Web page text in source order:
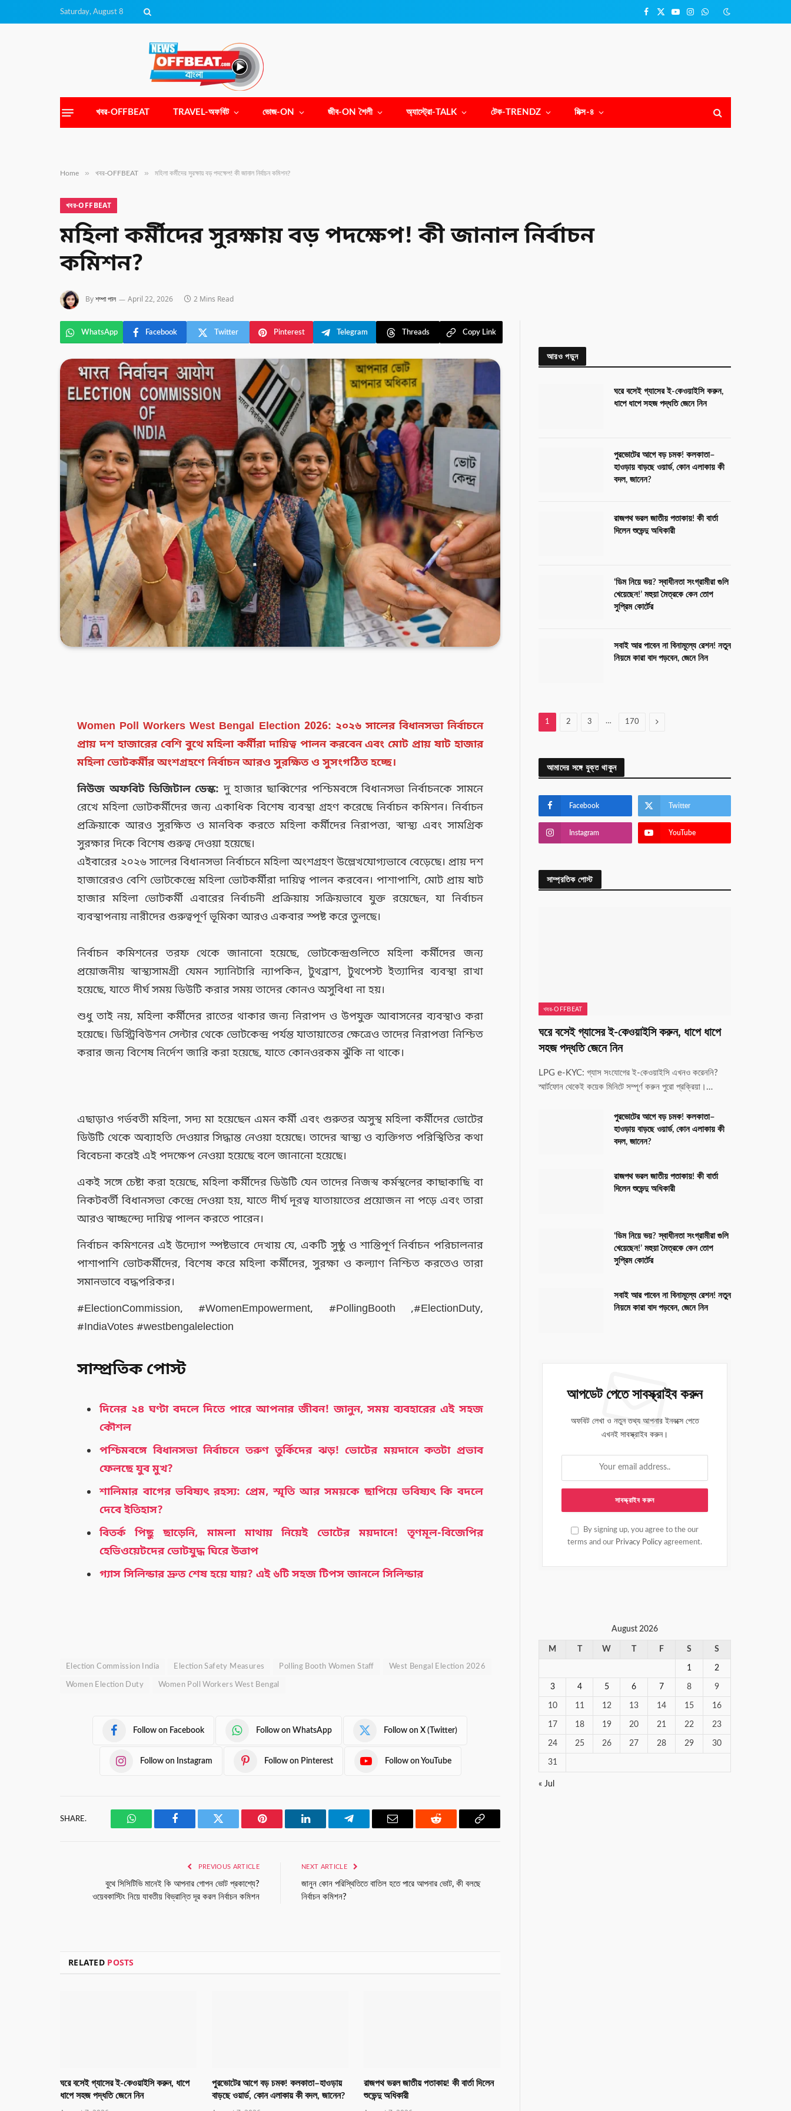
Saturday, August 8
Facebook
X
YouTubeInstagram
WhatsApp
খবর-OFFBEAT TRAVEL-অফবিট ভোজ-ON জীব-ON শৈলী অ্যাস্ট্রো-TALK টেক-TRENDZ মিক্স-৪
Home » খবর-OFFBEAT » মহিলা কর্মীদের সুরক্ষায় বড় পদক্ষেপ! কী জানাল নির্বাচন কমিশন?
খবর-OFFBEAT
মহিলা কর্মীদের সুরক্ষায় বড় পদক্ষেপ! কী জানাল নির্বাচন
কমিশন?
Byশম্পা পাল April 22, 2026 2 Mins Read
WhatsApp Facebook Twitter Pinterest Telegram Threads Copy Link
Women Poll Workers West Bengal Election 2026: ২০২৬ সালের বিধানসভা নির্বাচনে
প্রায় দশ হাজারের বেশি বুথে মহিলা কর্মীরা দায়িত্ব পালন করবেন এবং মোট প্রায় ষাট হাজার
মহিলা ভোটকর্মীর অংশগ্রহণে নির্বাচন আরও সুরক্ষিত ও সুসংগঠিত হচ্ছে।
নিউজ অফবিট ডিজিটাল ডেস্ক: দু হাজার ছাব্বিশের পশ্চিমবঙ্গে বিধানসভা নির্বাচনকে সামনে
রেখে মহিলা ভোটকর্মীদের জন্য একাধিক বিশেষ ব্যবস্থা গ্রহণ করেছে নির্বাচন কমিশন। নির্বাচন
প্রক্রিয়াকে আরও সুরক্ষিত ও মানবিক করতে মহিলা কর্মীদের নিরাপত্তা, স্বাস্থ্য এবং সামগ্রিক
সুরক্ষার দিকে বিশেষ গুরুত্ব দেওয়া হয়েছে।
এইবারের ২০২৬ সালের বিধানসভা নির্বাচনে মহিলা অংশগ্রহণ উল্লেখযোগ্যভাবে বেড়েছে। প্রায় দশ
হাজারেরও বেশি ভোটকেন্দ্রে মহিলা ভোটকর্মীরা দায়িত্ব পালন করবেন। পাশাপাশি, মোট প্রায় ষাট
হাজার মহিলা ভোটকর্মী এবারের নির্বাচনী প্রক্রিয়ায় সক্রিয়ভাবে যুক্ত রয়েছেন, যা নির্বাচন
ব্যবস্থাপনায় নারীদের গুরুত্বপূর্ণ ভূমিকা আরও একবার স্পষ্ট করে তুলছে।
নির্বাচন কমিশনের তরফ থেকে জানানো হয়েছে, ভোটকেন্দ্রগুলিতে মহিলা কর্মীদের জন্য
প্রয়োজনীয় স্বাস্থ্যসামগ্রী যেমন স্যানিটারি ন্যাপকিন, টুথব্রাশ, টুথপেস্ট ইত্যাদির ব্যবস্থা রাখা
হয়েছে, যাতে দীর্ঘ সময় ডিউটি করার সময় তাদের কোনও অসুবিধা না হয়।
শুধু তাই নয়, মহিলা কর্মীদের রাতের থাকার জন্য নিরাপদ ও উপযুক্ত আবাসনের ব্যবস্থাও করা
হয়েছে। ডিস্ট্রিবিউশন সেন্টার থেকে ভোটকেন্দ্র পর্যন্ত যাতায়াতের ক্ষেত্রেও তাদের নিরাপত্তা নিশ্চিত
করার জন্য বিশেষ নির্দেশ জারি করা হয়েছে, যাতে কোনওরকম ঝুঁকি না থাকে।
এছাড়াও গর্ভবতী মহিলা, সদ্য মা হয়েছেন এমন কর্মী এবং গুরুতর অসুস্থ মহিলা কর্মীদের ভোটের
ডিউটি থেকে অব্যাহতি দেওয়ার সিদ্ধান্ত নেওয়া হয়েছে। তাদের স্বাস্থ্য ও ব্যক্তিগত পরিস্থিতির কথা
বিবেচনা করেই এই পদক্ষেপ নেওয়া হয়েছে বলে জানানো হয়েছে।
একই সঙ্গে চেষ্টা করা হয়েছে, মহিলা কর্মীদের ডিউটি যেন তাদের নিজস্ব কর্মস্থলের কাছাকাছি বা
নিকটবর্তী বিধানসভা কেন্দ্রে দেওয়া হয়, যাতে দীর্ঘ দূরত্ব যাতায়াতের প্রয়োজন না পড়ে এবং তারা
আরও স্বাচ্ছন্দ্যে দায়িত্ব পালন করতে পারেন।
নির্বাচন কমিশনের এই উদ্যোগ স্পষ্টভাবে দেখায় যে, একটি সুষ্ঠু ও শান্তিপূর্ণ নির্বাচন পরিচালনার
পাশাপাশি ভোটকর্মীদের, বিশেষ করে মহিলা কর্মীদের, সুরক্ষা ও কল্যাণ নিশ্চিত করতেও তারা
সমানভাবে বদ্ধপরিকর।
#ElectionCommission, #WomenEmpowerment, #PollingBooth ,#ElectionDuty,
#IndiaVotes #westbengalelection
সাম্প্রতিক পোস্ট
দিনের ২৪ ঘণ্টা বদলে দিতে পারে আপনার জীবন! জানুন, সময় ব্যবহারের এই সহজ
কৌশল
পশ্চিমবঙ্গে বিধানসভা নির্বাচনে তরুণ তুর্কিদের ঝড়! ভোটের ময়দানে কতটা প্রভাব
ফেলছে যুব মুখ?
শালিমার বাগের ভবিষ্যৎ রহস্য: প্রেম, স্মৃতি আর সময়কে ছাপিয়ে ভবিষ্যৎ কি বদলে
দেবে ইতিহাস?
বিতর্ক পিছু ছাড়েনি, মামলা মাথায় নিয়েই ভোটের ময়দানে! তৃণমূল-বিজেপির
হেভিওয়েটদের ভোটযুদ্ধ ঘিরে উত্তাপ
গ্যাস সিলিন্ডার দ্রুত শেষ হয়ে যায়? এই ৬টি সহজ টিপস জানলে সিলিন্ডার
Election Commission India Election Safety Measures Polling Booth Women Staff West Bengal Election 2026
Women Election Duty Women Poll Workers West Bengal
Follow on Facebook Follow on WhatsApp Follow on X (Twitter)
Follow on Instagram Follow on Pinterest Follow on YouTube
SHARE.
WhatsAppFacebook Twitter Pinterest LinkedIn Telegram Email Reddit
Copy
PREVIOUS ARTICLE
বুথে সিসিটিভি মানেই কি আপনার গোপন ভোট প্রকাশ্যে?
ওয়েবকাস্টিং নিয়ে যাবতীয় বিভ্রান্তি দূর করল নির্বাচন কমিশন
NEXT ARTICLE
জানুন কোন পরিস্থিতিতে বাতিল হতে পারে আপনার ভোট, কী বলছে
নির্বাচন কমিশন?
RELATED POSTS
ঘরে বসেই গ্যাসের ই-কেওয়াইসি করুন, ধাপে
ধাপে সহজ পদ্ধতি জেনে নিন
পুরভোটের আগে বড় চমক! কলকাতা–হাওড়ায়
বাড়ছে ওয়ার্ড, কোন এলাকায় কী বদল, জানেন?
রাজপথ ভরল জাতীয় পতাকায়! কী বার্তা দিলেন
শুভেন্দু অধিকারী
আরও পড়ুন
ঘরে বসেই গ্যাসের ই-কেওয়াইসি করুন,
ধাপে ধাপে সহজ পদ্ধতি জেনে নিন
পুরভোটের আগে বড় চমক! কলকাতা–
হাওড়ায় বাড়ছে ওয়ার্ড, কোন এলাকায় কী
বদল, জানেন?
রাজপথ ভরল জাতীয় পতাকায়! কী বার্তা
দিলেন শুভেন্দু অধিকারী
‘ডিম নিয়ে ভয়? স্বাধীনতা সংগ্রামীরা গুলি
খেয়েছেন!’ মহুয়া মৈত্রকে কেন তোপ
সুপ্রিম কোর্টের
সবাই আর পাবেন না বিনামূল্যে রেশন! নতুন
নিয়মে কারা বাদ পড়বেন, জেনে নিন
1 2 3 … 170 Next
আমাদের সঙ্গে যুক্ত থাকুন
Facebook Twitter
Instagram YouTube
সাম্প্রতিক পোস্ট
খবর-OFFBEAT
ঘরে বসেই গ্যাসের ই-কেওয়াইসি করুন, ধাপে ধাপে
সহজ পদ্ধতি জেনে নিন
LPG e-KYC: গ্যাস সংযোগের ই-কেওয়াইসি এখনও করেননি?
স্মার্টফোন থেকেই কয়েক মিনিটে সম্পূর্ণ করুন পুরো প্রক্রিয়া।…
পুরভোটের আগে বড় চমক! কলকাতা–
হাওড়ায় বাড়ছে ওয়ার্ড, কোন এলাকায় কী
বদল, জানেন?
রাজপথ ভরল জাতীয় পতাকায়! কী বার্তা
দিলেন শুভেন্দু অধিকারী
‘ডিম নিয়ে ভয়? স্বাধীনতা সংগ্রামীরা গুলি
খেয়েছেন!’ মহুয়া মৈত্রকে কেন তোপ
সুপ্রিম কোর্টের
সবাই আর পাবেন না বিনামূল্যে রেশন! নতুন
নিয়মে কারা বাদ পড়বেন, জেনে নিন
আপডেট পেতে সাবস্ক্রাইব করুন
অফবিট লেখা ও নতুন তথ্য আপনার ইনবক্সে পেতে
এখনই সাবস্ক্রাইব করুন।
By signing up, you agree to the our
terms and our Privacy Policy agreement.
August 2026
M W F S S
1 2
3 4 5 6 7 8 9
10 11 12 13 14 15 16
17 18 19 20 21 22 23
24 25 26 27 28 29 30
31
« Jul